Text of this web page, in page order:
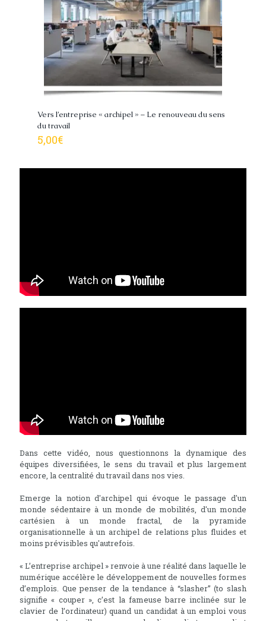
Vers l’entreprise « archipel » – Le renouveau du sens
du travail
5,00€
Dans cette vidéo, nous questionnons la dynamique des
équipes diversifiées, le sens du travail et plus largement
encore, la centralité du travail dans nos vies.
Emerge la notion d'archipel qui évoque le passage d'un
monde sédentaire à un monde de mobilités, d'un monde
cartésien à un monde fractal, de la pyramide
organisationnelle à un archipel de relations plus fluides et
moins prévisibles qu'autrefois.
« L’entreprise archipel » renvoie à une réalité dans laquelle le
numérique accélère le développement de nouvelles formes
d’emplois. Que penser de la tendance à “slasher” (to slash
signifie « couper », c’est la fameuse barre inclinée sur le
clavier de l’ordinateur) quand un candidat à un emploi vous